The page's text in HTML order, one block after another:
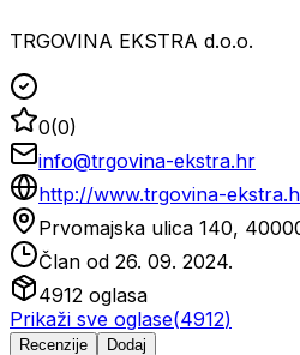
TRGOVINA EKSTRA d.o.o.
0(0)
info@trgovina-ekstra.hr
http://www.trgovina-
Prvomajska ulica 140,
Član od 26. 09. 2024.
4912 oglasa
Prikaži sve oglase(4912)
Recenzije Dodaj